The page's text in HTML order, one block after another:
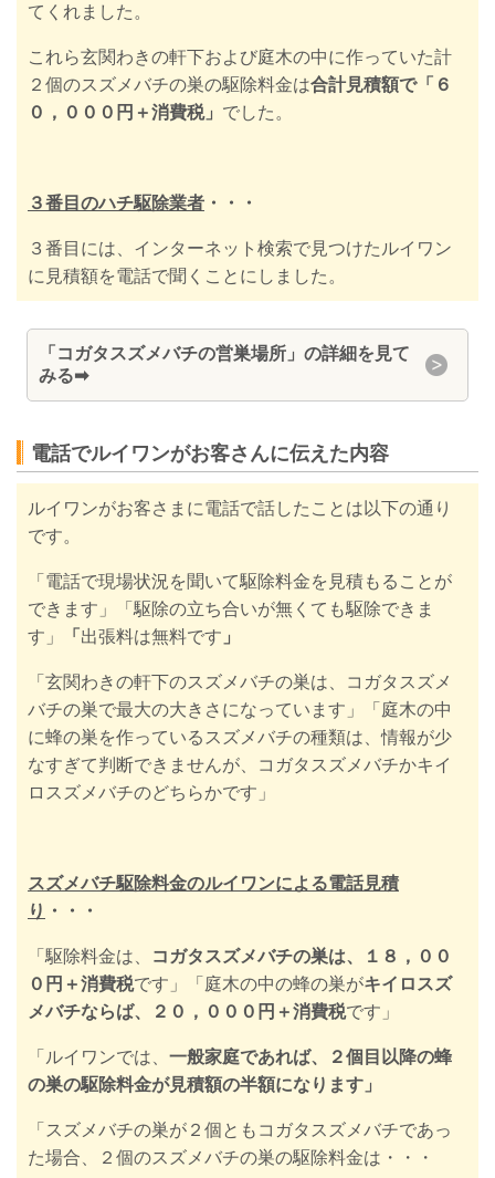
てくれました。
これら玄関わきの軒下および庭木の中に作っていた計
２個のスズメバチの巣の駆除料金は合計見積額で「６
０，０００円＋消費税」 でした。
３番目のハチ駆除業者 ・・・
３番目には、インターネット検索で見つけたルイワン
に見積額を電話で聞くことにしました。
「コガタスズメバチの営巣場所」の詳細を見て
みる➡
電話でルイワンがお客さんに伝えた内容
ルイワンがお客さまに電話で話したことは以下の通り
です。
「電話で現場状況を聞いて駆除料金を見積もることが
できます」
「駆除の立ち合いが無くても駆除できま
す」
「 出張料は無料です 」
「玄関わきの軒下のスズメバチの巣は、コガタスズメ
バチの巣で最大の大きさになっています」
「庭木の中
に蜂の巣を作っているスズメバチの種類は、情報が少
なすぎて判断できませんが、コガタスズメバチかキイ
ロスズメバチのどちらかです」
スズメバチ駆除料金のルイワンによる電話見積
り ・・・
「駆除料金は、
コガタスズメバチの巣は、１８，００
０円＋消費税です」 「庭木の中の蜂の巣がキイロスズ
メバチならば、２０，０００円＋消費税です」
「ルイワンでは、 一般家庭であれば、２個目以降の蜂
の巣の駆除料金が見積額の半額になります」
「スズメバチの巣が２個ともコガタスズメバチであっ
た場合、２個のスズメバチの巣の駆除料金は・・・